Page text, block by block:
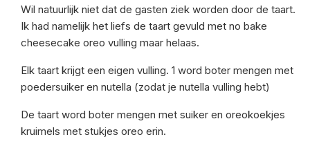
Wil natuurlijk niet dat de gasten ziek worden door de taart.
Ik had namelijk het liefs de taart gevuld met no bake
cheesecake oreo vulling maar helaas.
Elk taart krijgt een eigen vulling. 1 word boter mengen met
poedersuiker en nutella (zodat je nutella vulling hebt)
De taart word boter mengen met suiker en oreokoekjes
kruimels met stukjes oreo erin.